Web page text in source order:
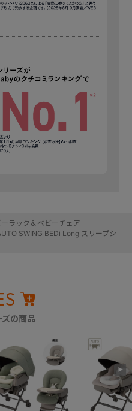
ーラック＆ベビーチェア
SWING BEDi Long スリープシ
の商品